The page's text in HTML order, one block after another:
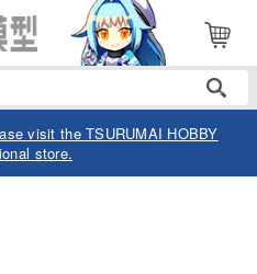
visit the TSURUMAI HOBBY
store.
示商品